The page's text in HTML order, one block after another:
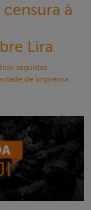
à
Lira
seguidas
de imprensa